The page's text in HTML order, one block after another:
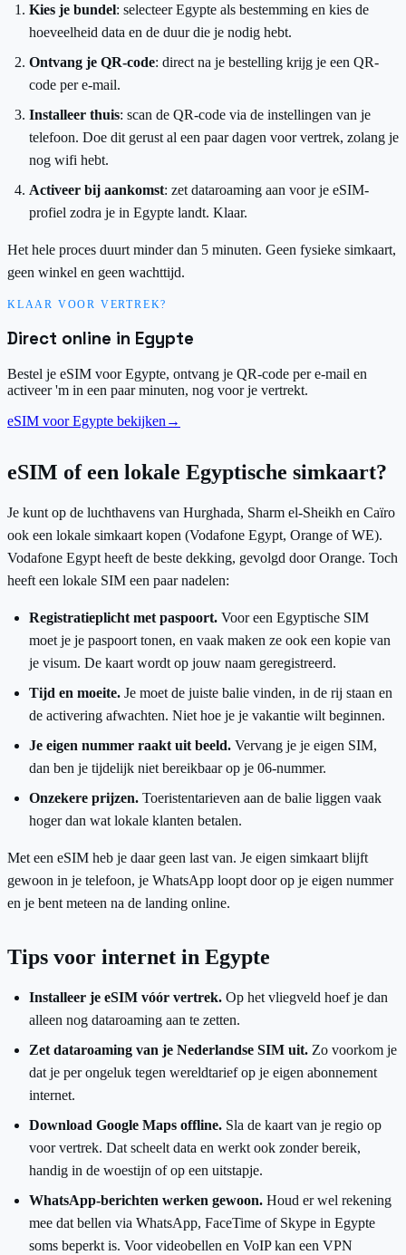
Kies je bundel: selecteer Egypte als bestemming en kies de
hoeveelheid data en de duur die je nodig hebt.
Ontvang je QR-code: direct na je bestelling krijg je een QR-
code per e-mail.
Installeer thuis: scan de QR-code via de instellingen van je
telefoon. Doe dit gerust al een paar dagen voor vertrek, zolang je
nog wifi hebt.
Activeer bij aankomst: zet dataroaming aan voor je eSIM-
profiel zodra je in Egypte landt. Klaar.
Het hele proces duurt minder dan 5 minuten. Geen fysieke simkaart,
geen winkel en geen wachttijd.
KLAAR VOOR VERTREK?
Direct online in Egypte
Bestel je eSIM voor Egypte, ontvang je QR-code per e-mail en
activeer 'm in een paar minuten, nog voor je vertrekt.
eSIM voor Egypte bekijken →
eSIM of een lokale Egyptische simkaart?
Je kunt op de luchthavens van Hurghada, Sharm el-Sheikh en Caïro
ook een lokale simkaart kopen (Vodafone Egypt, Orange of WE).
Vodafone Egypt heeft de beste dekking, gevolgd door Orange. Toch
heeft een lokale SIM een paar nadelen:
Registratieplicht met paspoort. Voor een Egyptische SIM
moet je je paspoort tonen, en vaak maken ze ook een kopie van
je visum. De kaart wordt op jouw naam geregistreerd.
Tijd en moeite. Je moet de juiste balie vinden, in de rij staan en
de activering afwachten. Niet hoe je je vakantie wilt beginnen.
Je eigen nummer raakt uit beeld. Vervang je je eigen SIM,
dan ben je tijdelijk niet bereikbaar op je 06-nummer.
Onzekere prijzen. Toeristentarieven aan de balie liggen vaak
hoger dan wat lokale klanten betalen.
Met een eSIM heb je daar geen last van. Je eigen simkaart blijft
gewoon in je telefoon, je WhatsApp loopt door op je eigen nummer
en je bent meteen na de landing online.
Tips voor internet in Egypte
Installeer je eSIM vóór vertrek. Op het vliegveld hoef je dan
alleen nog dataroaming aan te zetten.
Zet dataroaming van je Nederlandse SIM uit. Zo voorkom je
dat je per ongeluk tegen wereldtarief op je eigen abonnement
internet.
Download Google Maps offline. Sla de kaart van je regio op
voor vertrek. Dat scheelt data en werkt ook zonder bereik,
handig in de woestijn of op een uitstapje.
WhatsApp-berichten werken gewoon. Houd er wel rekening
mee dat bellen via WhatsApp, FaceTime of Skype in Egypte
soms beperkt is. Voor videobellen en VoIP kan een VPN